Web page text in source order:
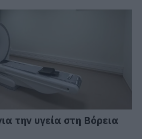
την υγεία στη Βόρεια